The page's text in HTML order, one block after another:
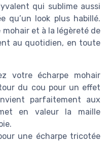
qui sublime aussi
qu’un look plus habillé.
mohair et à la légèreté de
au quotidien, en toute
votre écharpe mohair
du cou pour un effet
parfaitement aux
en valeur la maille
une écharpe tricotée